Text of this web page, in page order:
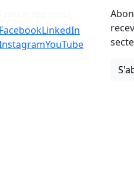
FacebookLinkedIn
YouTube